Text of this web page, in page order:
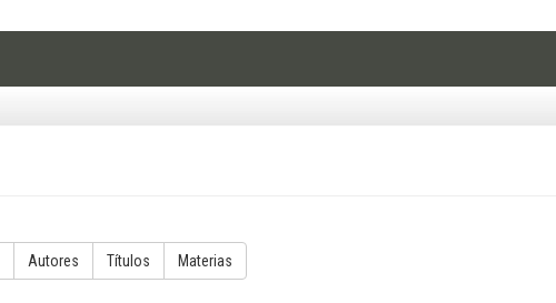
Autores Títulos Materias